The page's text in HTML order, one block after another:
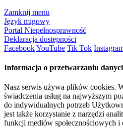
Zamknij menu
Język migowy
Portal Niepełnosprawność
Deklaracja dostępności
FacebookYouTube Tik Tok
Informacja o przetwarzaniu
Nasz serwis używa plików cookies.
świadczenia usług na najwyższym
do indywidualnych potrzeb
jest także korzystanie z narzędzi
funkcji mediów społecznościowych i